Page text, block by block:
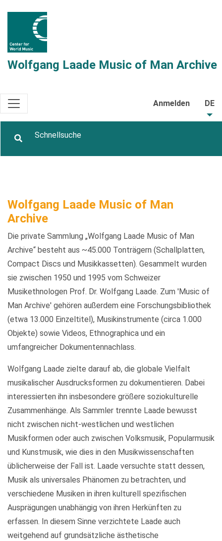
Wolfgang Laade Music of Man Archive
Anmelden DE
Wolfgang Laade Music of Man
Archive
Die private Sammlung „Wolfgang Laade Music of Man
Archive“ besteht aus ~45.000 Tonträgern (Schallplatten,
Compact Discs und Musikkassetten). Gesammelt wurden
sie zwischen 1950 und 1995 vom Schweizer
Musikethnologen Prof. Dr. Wolfgang Laade. Zum 'Music of
Man Archive' gehören außerdem eine Forschungsbibliothek
(etwa 13.000 Einzeltitel), Musikinstrumente (circa 1.000
Objekte) sowie Videos, Ethnographica und ein
umfangreicher Dokumentennachlass.
Wolfgang Laade zielte darauf ab, die globale Vielfalt
musikalischer Ausdrucksformen zu dokumentieren. Dabei
interessierten ihn insbesondere größere soziokulturelle
Zusammenhänge. Als Sammler trennte Laade bewusst
nicht zwischen nicht-westlichen und westlichen
Musikformen oder auch zwischen Volksmusik, Popularmusik
und Kunstmusik, wie dies in den Musikwissenschaften
üblicherweise der Fall ist. Laade versuchte statt dessen,
Musik als universales Phänomen zu betrachten, und
verschiedene Musiken in ihren kulturell spezifischen
Ausprägungen unabhängig von ihren Herkünften zu
erfassen. In diesem Sinne verzichtete Laade auch
weitgehend auf grundsätzliche ästhetische